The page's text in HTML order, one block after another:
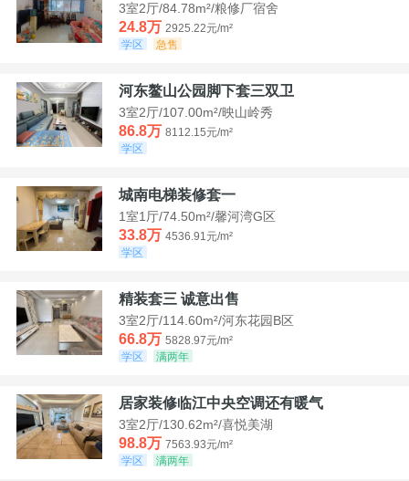
3室2厅/84.78m²/粮修厂宿舍
24.8万 2925.22元/m²
学区
急售
河东鳌山公园脚下套三双卫
3室2厅/107.00m²/映山岭秀
86.8万 8112.15元/m²
学区
城南电梯装修套一
1室1厅/74.50m²/馨河湾G区
33.8万 4536.91元/m²
学区
精装套三 诚意出售
3室2厅/114.60m²/河东花园B区
66.8万 5828.97元/m²
学区
满两年
居家装修临江中央空调还有暖气
3室2厅/130.62m²/喜悦美湖
98.8万 7563.93元/m²
学区
满两年